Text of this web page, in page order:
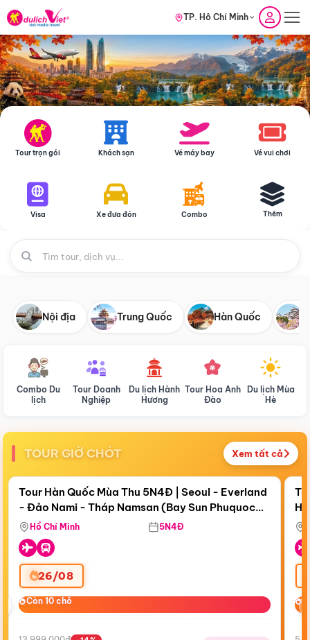
TP. Hồ Chí Minh
Tour trọn gói Khách sạn Vé máy bay Vé vui chơi
Visa Xe đưa đón Combo Thêm
Nội địa Trung Quốc Hàn Quốc
Combo Du
lịch
Tour Doanh
Nghiệp
Du lịch Hành
Hương
Tour Hoa Anh
Đào
Du lịch Mùa
Hè
TOUR GIỜ CHÓT Xem tất cả
Còn18 ngày 17:43:09
Bay Sun Phuquoc Airways
Điểm nổi bật
Tour Hàn Quốc Mùa Thu 5N4Đ | Seoul - Everland
- Đảo Nami - Tháp Namsan (Bay Sun Phuquoc
Airways)
Hồ Chí Minh 5N4Đ
26/08
Còn 10 chỗ
Còn 10 chỗ